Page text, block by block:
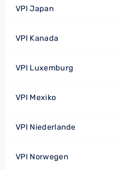
VPI Japan
VPI Kanada
VPI Luxemburg
VPI Mexiko
VPI Niederlande
VPI Norwegen